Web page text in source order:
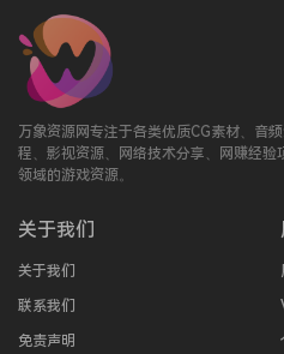
万象资源网专注于各类优质CG素材、音
程、影视资源、网络技术分享、网赚经
领域的游戏资源。
关于我们
关于我们
联系我们
免责声明